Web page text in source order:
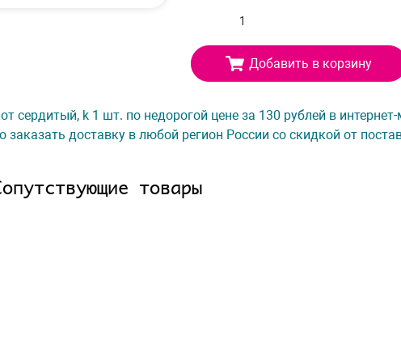
Добавить в корзину
сердитый, k 1 шт. по недорогой цене за 130 рублей в
доставку в любой регион России со скидкой от
товары